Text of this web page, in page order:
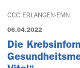
CCC ERLANGEN-EMN
06.04.2022
Die